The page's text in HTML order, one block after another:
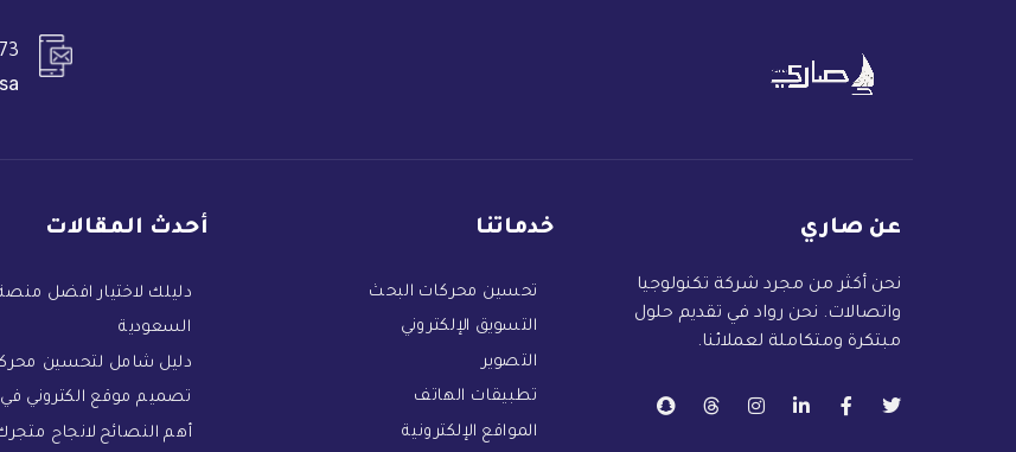
عن صاري
نحن أكثر من مجرد شركة تكنولوجيا
واتصالات. نحن رواد في تقديم حلول
مبتكرة ومتكاملة لعملائنا.
خدماتنا
تحسين محركات البحث
التسويق الإلكتروني
التصوير
تطبيقات الهاتف
المواقع الإلكترونية
أحدث المقالات
دليلك لاختيار افضل
السعودية
دليل شامل لتحسين
تصميم موقع الكتروني
أهم النصائح لانجاح متجرك